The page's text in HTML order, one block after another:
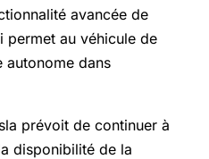
avancée de
permet au véhicule de
autonome dans
prévoit de continuer à
disponibilité de la